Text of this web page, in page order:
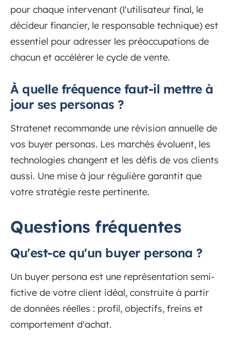
pour chaque intervenant (l'utilisateur final, le
décideur financier, le responsable technique) est
essentiel pour adresser les préoccupations de
chacun et accélérer le cycle de vente.
À quelle fréquence faut-il mettre à
jour ses personas ?
Stratenet recommande une révision annuelle de
vos buyer personas. Les marchés évoluent, les
technologies changent et les défis de vos clients
aussi. Une mise à jour régulière garantit que
votre stratégie reste pertinente.
Questions fréquentes
Qu'est-ce qu'un buyer persona ?
Un buyer persona est une représentation semi-
fictive de votre client idéal, construite à partir
de données réelles : profil, objectifs, freins et
comportement d'achat.